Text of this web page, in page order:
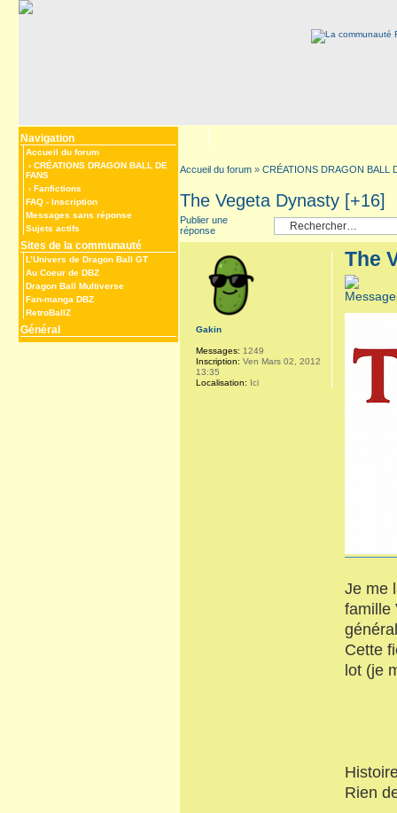
Navigation
Accueil du forum
‹ CRÉATIONS DRAGON BALL DE
FANS
‹ Fanfictions
FAQ - Inscription
Messages sans réponse
Sujets actifs
Sites de la communauté
L’Univers de Dragon Ball GT
Au Coeur de DBZ
Dragon Ball Multiverse
Fan-manga DBZ
RetroBallZ
Général
Accueil du forum » CRÉATIONS DRAGON BALL
The Vegeta Dynasty [+16]
Publier une
réponse
The
Je me
famille
Cette
lot (je
Rien
Gakin
Messages: 1249
Inscription: Ven Mars 02, 2012
13:35
Localisation: Ici